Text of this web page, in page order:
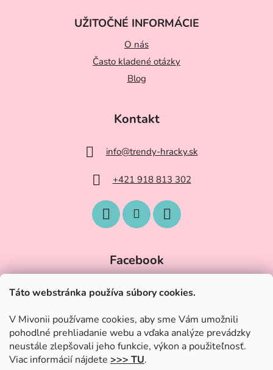
Táto webstránka používa súbory cookies.
V Mivonii používame cookies, aby sme Vám umožnili
pohodlné prehliadanie webu a vďaka analýze prevádzky
neustále zlepšovali jeho funkcie, výkon a použiteľnosť.
Viac informácií nájdete >>> TU.
UŽITOČNÉ INFORMÁCIE
O nás
Často kladené otázky
Blog
Kontakt
info@trendy-hracky.sk
+421 918 813 302
Facebook